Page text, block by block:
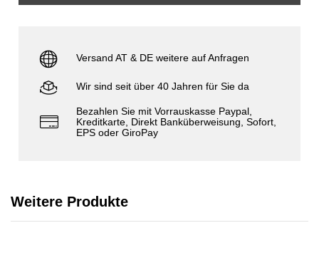
Versand AT & DE weitere auf Anfragen
Wir sind seit über 40 Jahren für Sie da
Bezahlen Sie mit Vorrauskasse Paypal,
Kreditkarte, Direkt Banküberweisung, Sofort,
EPS oder GiroPay
Weitere Produkte